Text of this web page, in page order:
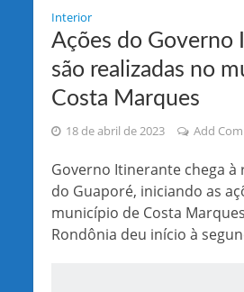
Interior
Ações do Governo
são realizadas no
Costa Marques
18 de abril de 2023 Add
Governo Itinerante chega à
do Guaporé, iniciando as
município de Costa
Rondônia deu início à